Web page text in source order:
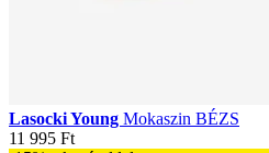
Lasocki Young Mokaszin BÉZS
11 995 Ft